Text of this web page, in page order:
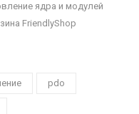
ядра и модулей
FriendlyShop
pdo